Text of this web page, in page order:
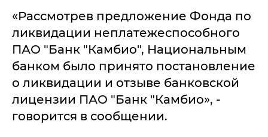
«Рассмотрев предложение Фонда по
ликвидации неплатежеспособного
ПАО "Банк "Камбио", Национальным
банком было принято постановление
о ликвидации и отзыве банковской
лицензии ПАО "Банк "Камбио», -
говорится в сообщении.